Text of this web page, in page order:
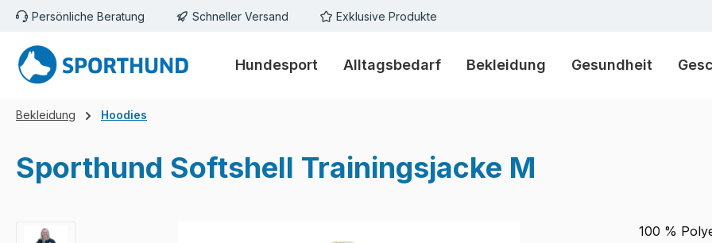
Hauptinhalt springen
Zur Suche springen
Zur Hauptnavigation springen
Persönliche Beratung Schneller Versand Exklusive Produkte
Hundesport Alltagsbedarf Bekleidung Gesundheit
Bekleidung Hoodies
Sporthund Softshell Trainingsjacke M
Bildergalerie überspringen 100 %